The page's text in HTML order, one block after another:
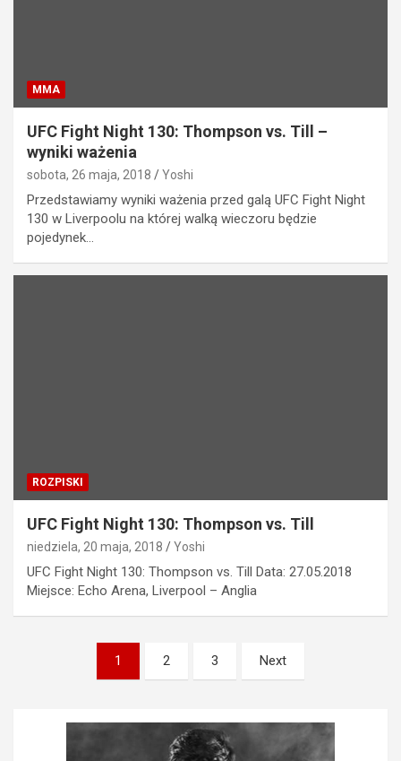
MMA
UFC Fight Night 130: Thompson vs. Till –
wyniki ważenia
sobota, 26 maja, 2018 Yoshi
Przedstawiamy wyniki ważenia przed galą UFC Fight Night
130 w Liverpoolu na której walką wieczoru będzie
pojedynek…
ROZPISKI
UFC Fight Night 130: Thompson vs. Till
niedziela, 20 maja, 2018 Yoshi
UFC Fight Night 130: Thompson vs. Till Data: 27.05.2018
Miejsce: Echo Arena, Liverpool – Anglia
Stronicowanie
1 2 3 Next